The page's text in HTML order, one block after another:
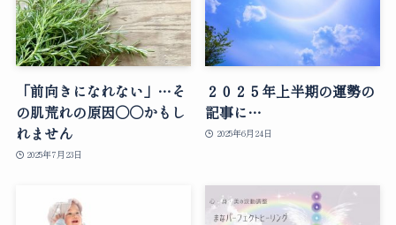
「前向きになれない」…そ
の肌荒れの原因○○かもし
れません
2025年7月23日
２０２５年上半期の運勢の
記事に…
2025年6月24日